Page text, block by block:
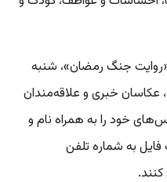
جنگ رمضان»، شنبه
عکاسان خبری و علاقه‌مندان
خود را به همراه نام و
به شماره تلفن